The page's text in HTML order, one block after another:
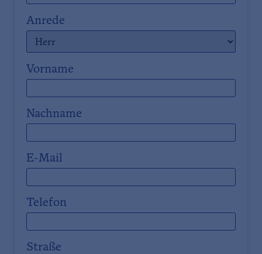
Anrede
Vorname
Nachname
E-Mail
Telefon
Straße